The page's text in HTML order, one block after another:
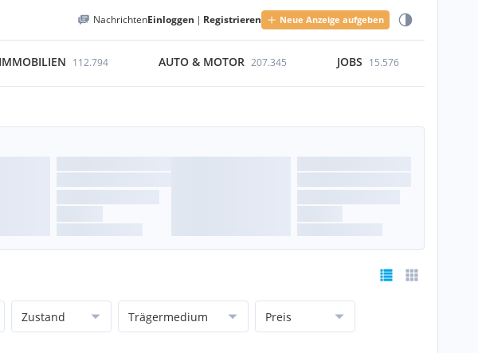
NachrichtenEinloggen | Registrieren Neue Anzeige aufgeben
IMMOBILIEN 112.794 AUTO & MOTOR 207.345 JOBS 15.576
Zustand Trägermedium Preis